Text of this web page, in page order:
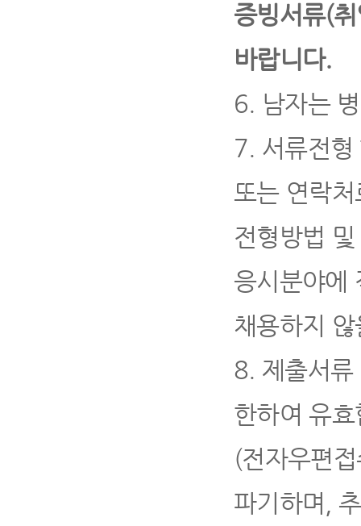
증빙서류(
바랍니다.
6. 남자는
7. 서류전
또는 연락
전형방법
응시분야에
채용하지
8. 제출서
한하여 유
(전자우편
파기하며 ,